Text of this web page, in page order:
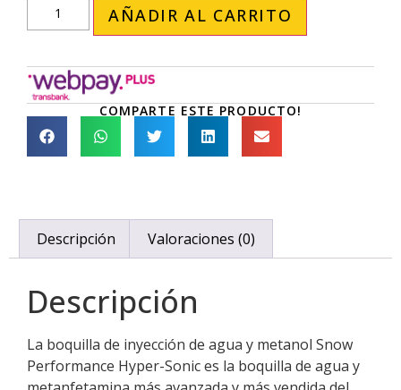
AÑADIR AL CARRITO
COMPARTE ESTE PRODUCTO!
Descripción Valoraciones (0)
Descripción
La boquilla de inyección de agua y metanol Snow
Performance Hyper-Sonic es la boquilla de agua y